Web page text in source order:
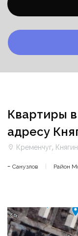
Квартиры
адресу
Кременчуг,
- Санузлов Район